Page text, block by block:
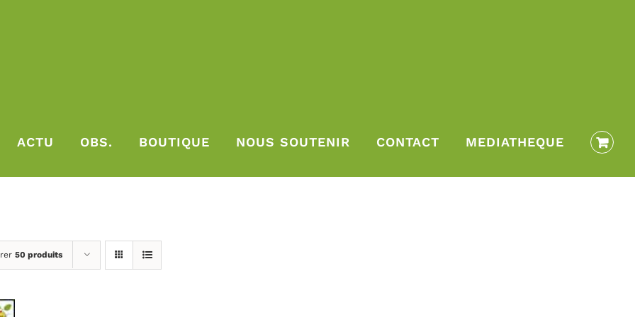
ACTU OBS. BOUTIQUE NOUS SOUTENIR CONTACT MEDIATHEQUE
50 produits